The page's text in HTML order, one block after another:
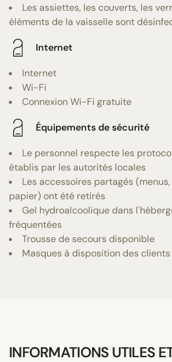
Les assiettes, les couverts, les
éléments de la vaisselle sont
Internet
Internet
Wi-Fi
Connexion Wi-Fi gratuite
Équipements de sécurité
Le personnel respecte les
établis par les autorités locales
Les accessoires partagés
papier) ont été retirés
Gel hydroalcoolique dans
fréquentées
Trousse de secours disponible
Masques à disposition des clients
INFORMATIONS UTILES